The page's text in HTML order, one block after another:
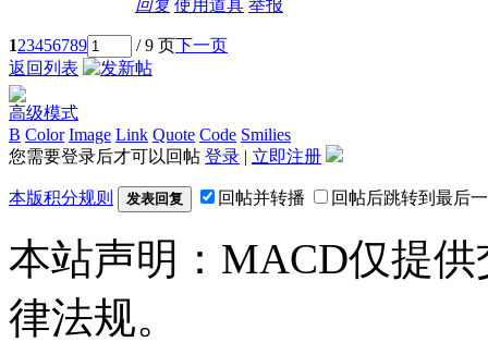
回复 使用道具 举报
123456789 / 9 页下一页
返回列表
高级模式
B Color Image Link Quote Code Smilies
您需要登录后才可以回帖 登录 | 立即注册
本版积分规则 发表回复 回帖并转播 回帖后跳转到最后
本站声明：MACD仅提
律法规。